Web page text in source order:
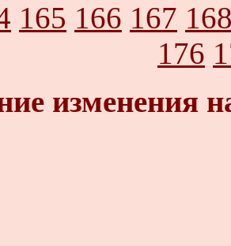
165 166 167
176
изменения